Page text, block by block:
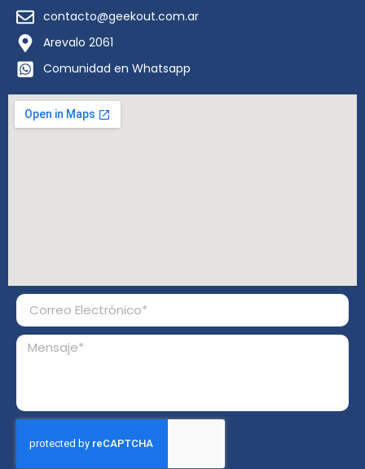
contacto@geekout.com.ar
Arevalo 2061
Comunidad en Whatsapp